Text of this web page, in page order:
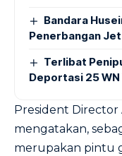
Bandara
Penerbangan
Terlibat
Deportasi 25
President
mengatakan,
merupakan pintu